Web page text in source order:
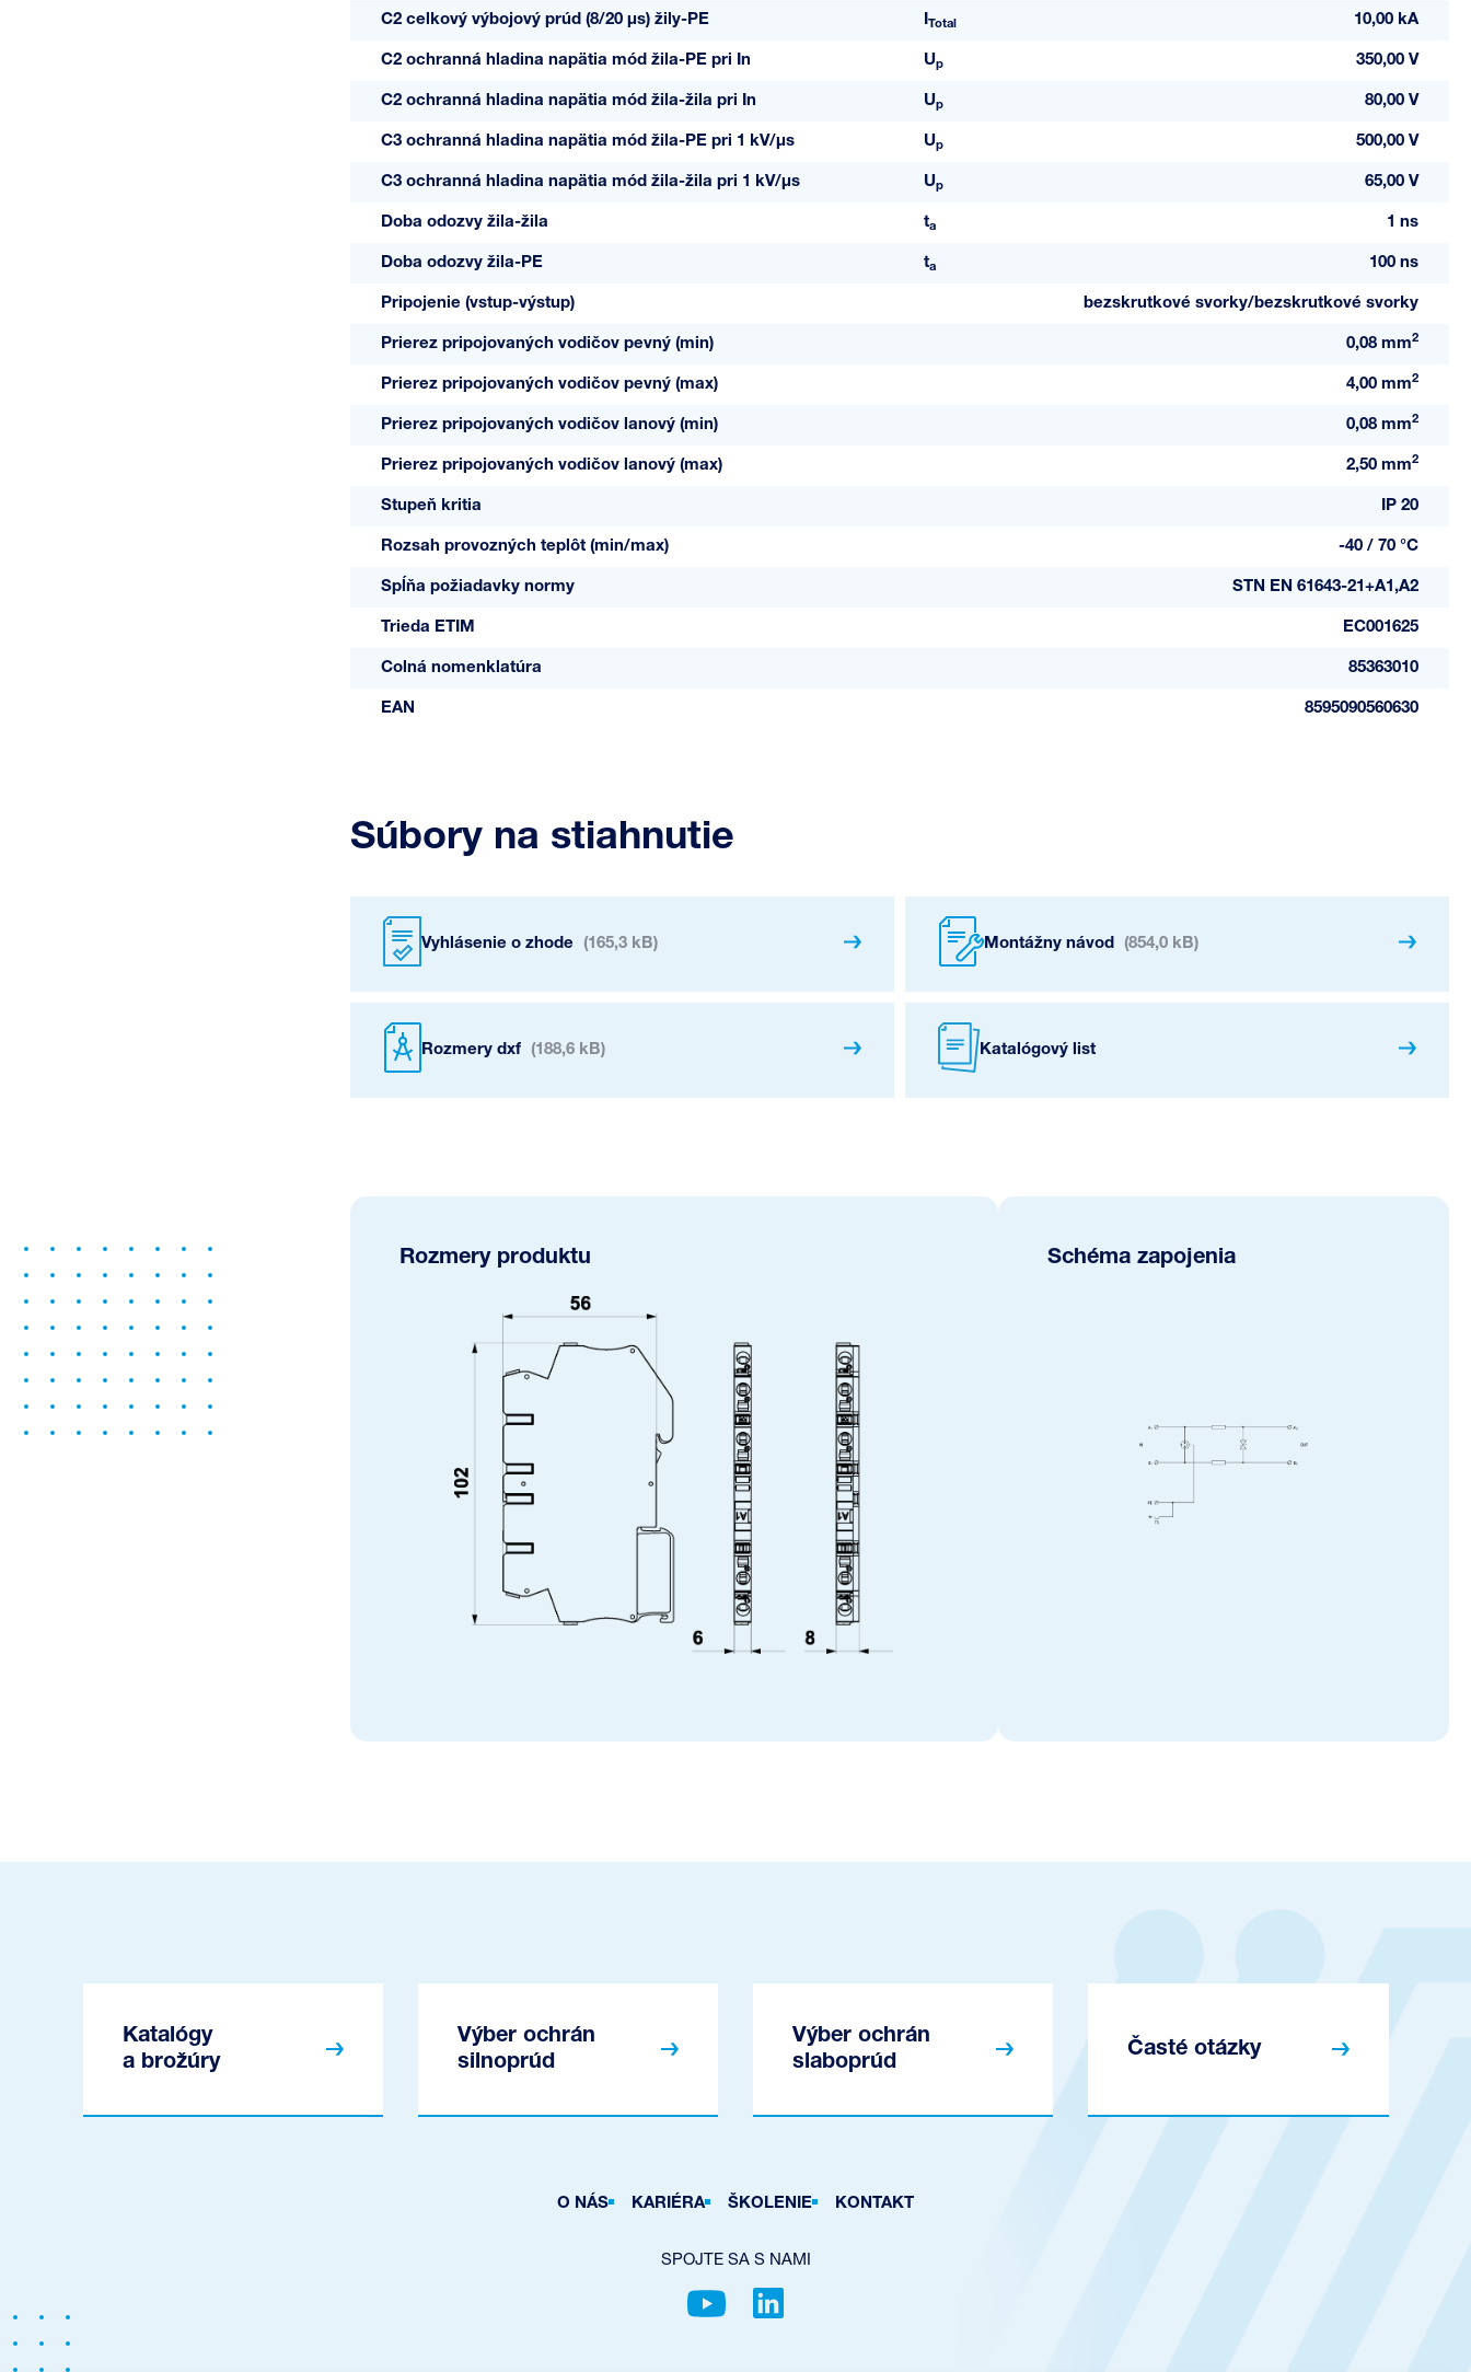
C2 celkový výbojový prúd (8/20 µs) žily-PE ITotal 10,00 kA
C2 ochranná hladina napätia mód žila-PE pri In Up 350,00 V
C2 ochranná hladina napätia mód žila-žila pri In Up 80,00 V
C3 ochranná hladina napätia mód žila-PE pri 1 kV/µs Up 500,00 V
C3 ochranná hladina napätia mód žila-žila pri 1 kV/µs Up 65,00 V
Doba odozvy žila-žila ta 1 ns
Doba odozvy žila-PE ta 100 ns
Pripojenie (vstup-výstup) bezskrutkové svorky/bezskrutkové svorky
Prierez pripojovaných vodičov pevný (min) 0,08 mm2
Prierez pripojovaných vodičov pevný (max) 4,00 mm2
Prierez pripojovaných vodičov lanový (min) 0,08 mm2
Prierez pripojovaných vodičov lanový (max) 2,50 mm2
Stupeň kritia IP 20
Rozsah provozných teplôt (min/max) -40 / 70 °C
Spĺňa požiadavky normy STN EN 61643-21+A1,A2
Trieda ETIM EC001625
Colná nomenklatúra 85363010
EAN 8595090560630
Súbory na stiahnutie
Vyhlásenie o zhode (165,3 kB) Montážny návod (854,0 kB)
Rozmery dxf (188,6 kB) Katalógový list
Rozmery produktu Schéma zapojenia
Katalógy
a brožúry
Výber ochrán
silnoprúd
Výber ochrán
slaboprúd
Časté otázky
O NÁS KARIÉRA ŠKOLENIE KONTAKT
SPOJTE SA S NAMI